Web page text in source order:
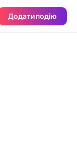
Додати подію